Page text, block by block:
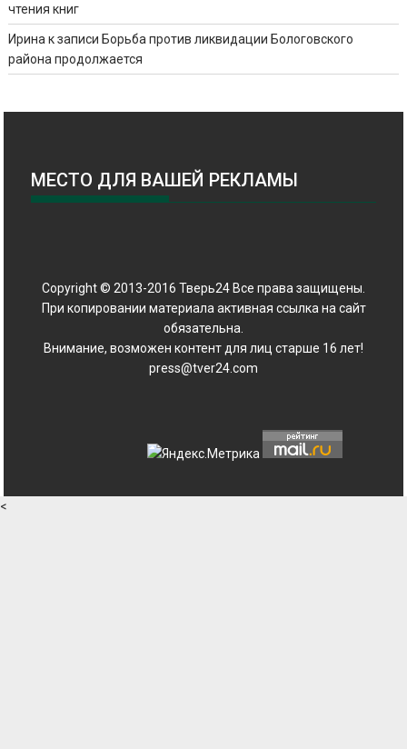
чтения книг
Ирина к записи Борьба против ликвидации Бологовского
района продолжается
МЕСТО ДЛЯ ВАШЕЙ РЕКЛАМЫ
Copyright © 2013-2016 Тверь24 Все права защищены.
При копировании материала активная ссылка на сайт
обязательна.
Внимание, возможен контент для лиц старше 16 лет!
press@tver24.com
<